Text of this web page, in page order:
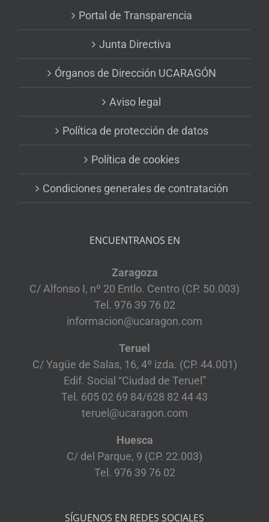
Portal de Transparencia
Junta Directiva
Órganos de Dirección UCARAGÓN
Aviso legal
Política de protección de datos
Política de cookies
Condiciones generales de contratación
ENCUENTRANOS EN
Zaragoza
C/ Alfonso I, nº 20 Entlo. Centro (CP. 50.003)
Tel. 976 39 76 02
informacion@ucaragon.com
Teruel
C/ Yagüe de Salas, 16, 4º izda. (CP. 44.001)
Edif. Social “Ciudad de Teruel”
Tel. 605 02 69 84/628 82 44 43
teruel@ucaragon.com
Huesca
C/ del Parque, 9 (CP. 22.003)
Tel. 976 39 76 02
SÍGUENOS EN REDES SOCIALES